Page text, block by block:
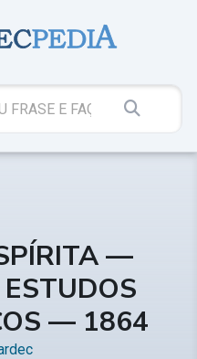
—
— 1864